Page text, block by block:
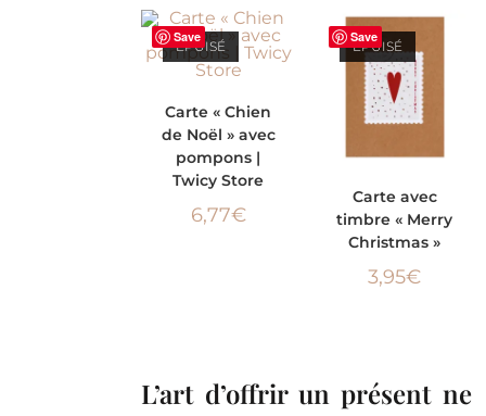
Save
ÉPUISÉ
Carte « Chien
de Noël » avec
pompons |
Twicy Store
6,77€
Save
ÉPUISÉ
Carte avec
timbre « Merry
Christmas »
3,95€
L’art d’offrir un présent ne